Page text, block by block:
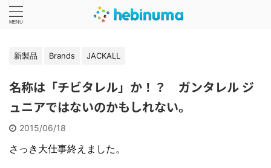
新製品 Brands JACKALL
名称は「チビタレル」か！？ ガンタレル ジ
ュニアではないのかもしれない。
2015/06/18
さっき大仕事終えました。